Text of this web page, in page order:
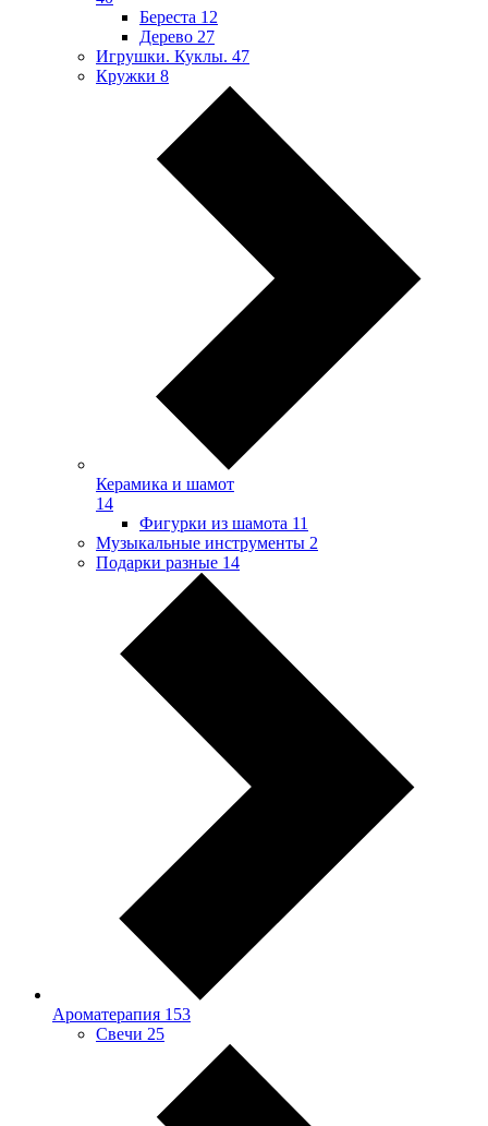
Береста 12
Дерево 27
Игрушки. Куклы. 47
Кружки 8
Керамика и шамот
14
Фигурки из шамота 11
Музыкальные инструменты 2
Подарки разные 14
Ароматерапия 153
Свечи 25